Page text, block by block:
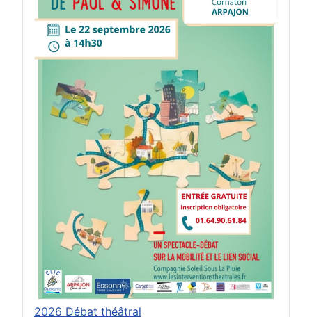
en cliquant sur :
Formulaire en ligne"
"Formulaire de plaintes et
réclamations"pour vos problèmes
rencontrés
"Questionnaire de satisfaction des
usagers" pour nous aider à améliorer nos
services
Toute l'Équipe vous remercie
Les services du CLIC sont totalement
gratuits
2026 Débat théâtral